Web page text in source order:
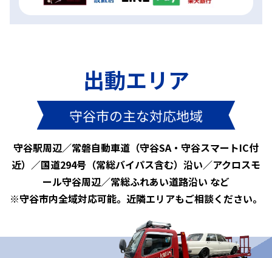
出動エリア
守谷市の主な対応地域
守谷駅周辺／常磐自動車道（守谷SA・守谷スマートIC付
近）／国道294号（常総バイパス含む）沿い／アクロスモ
ール守谷周辺／常総ふれあい道路沿い など
※守谷市内全域対応可能。近隣エリアもご相談ください。